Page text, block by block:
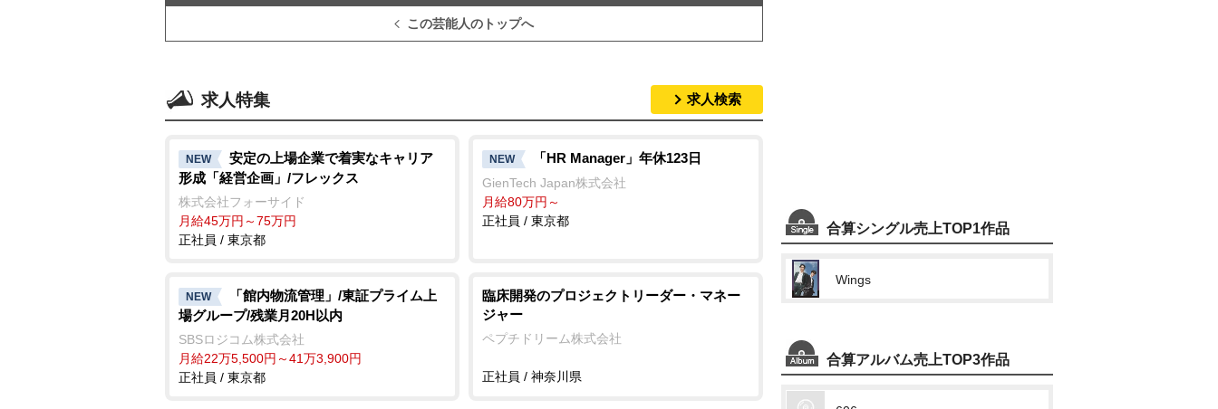
この芸能人のトップへ
求人特集 求人検索
NEW
安定の上場企業で着実なキャリア
形成「経営企画」/フレックス
株式会社フォーサイド
月給45万円～75万円
正社員 / 東京都
NEW 「HR Manager」年休123日
GienTech Japan株式会社
月給80万円～
正社員 / 東京都
NEW
「館内物流管理」/東証プライム上
場グループ/残業月20H以内
SBSロジコム株式会社
月給22万5,500円～41万3,900円
正社員 / 東京都
臨床開発のプロジェクトリーダー・マネー
ジャー
ペプチドリーム株式会社
正社員 / 神奈川県
合算シングル売上TOP1作品
Wings
合算アルバム売上TOP3作品